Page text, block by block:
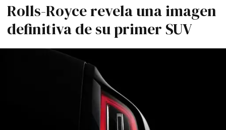
Rolls-Royce revela una imagen
definitiva de su primer SUV